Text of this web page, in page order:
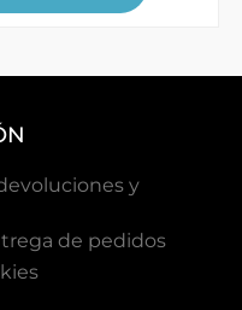
y
de pedidos